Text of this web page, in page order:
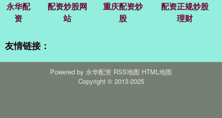
永华配
资
配资炒股网
站
重庆配资炒
股
配资正规炒股
理财
友情链接：
Powered by 永华配资 RSS地图 HTML地图
Copyright © 2013-2025